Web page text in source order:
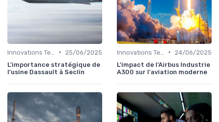
•
25/06/2025
L'importance stratégique de
l'usine Dassault à Seclin
•
24/06/2025
L'impact de l'Airbus Industrie
A300 sur l'aviation moderne